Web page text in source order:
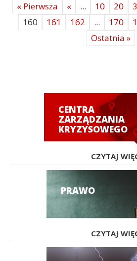
« Pierwsza
« ... 10 20
160
161 162 ... 170
Ostatnia »
CENTRA
ZARZĄDZANIA
KRYZYSOWEGO
CZYTAJ
PRAWO
CZYTAJ